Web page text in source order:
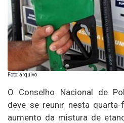
Foto: arquivo
O Conselho Nacional de
deve se reunir nesta
aumento da mistura de